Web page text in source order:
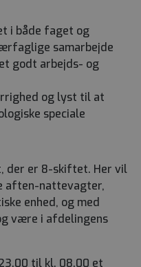
i både faget og
samarbejde
godt arbejds- og
og lyst til at
speciale
der er 8-skiftet. Her vil
aften-nattevagter,
enhed, og med
være i afdelingens
til kl. 08.00 et